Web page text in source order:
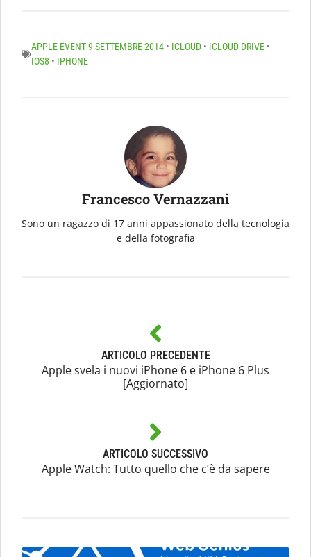
APPLE EVENT 9 SETTEMBRE 2014 • ICLOUD • ICLOUD DRIVE •
IOS8 • IPHONE
Francesco Vernazzani
Sono un ragazzo di 17 anni appassionato della tecnologia
e della fotografia
ARTICOLO PRECEDENTE
Apple svela i nuovi iPhone 6 e iPhone 6 Plus
[Aggiornato]
ARTICOLO SUCCESSIVO
Apple Watch: Tutto quello che c’è da sapere